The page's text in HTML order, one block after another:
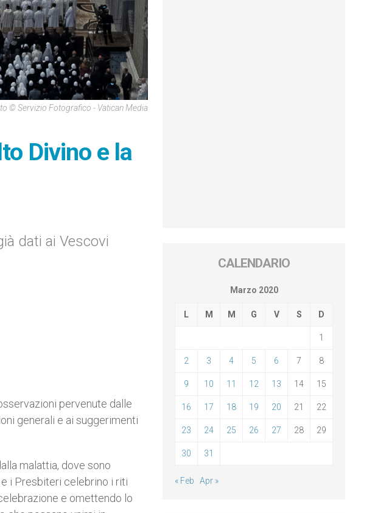
© Servizio Fotografico - Vatican Media
Divino e la
dati ai Vescovi
pervenute dalle
generali e ai suggerimenti
malattia, dove sono
i Presbiteri celebrino i riti
e omettendo lo
CALENDARIO
Marzo 2020
L M M G V S D
1
2 3 4 5 6 7 8
9 10 11 12 13 14 15
16 17 18 19 20 21 22
23 24 25 26 27 28 29
30 31
« Feb Apr »